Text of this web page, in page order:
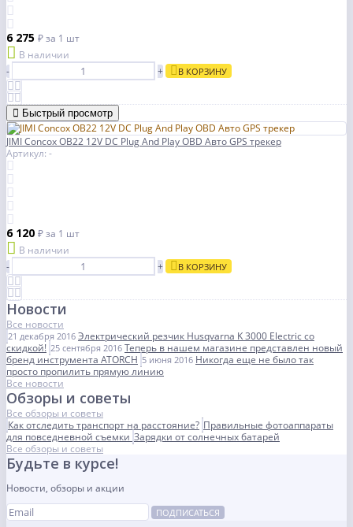
6 275 ₽за 1 шт
В наличии
-
+ В КОРЗИНУ
Быстрый просмотр
JIMI Concox OB22 12V DC Plug And Play OBD Авто GPS трекер
Артикул: -
6 120 ₽за 1 шт
В наличии
-
+ В КОРЗИНУ
Новости
Все новости
21 декабря 2016 Электрический резчик Husqvarna K 3000 Electric со
скидкой! 25 сентября 2016 Теперь в нашем магазине представлен новый
бренд инструмента ATORCH 5 июня 2016 Никогда еще не было так
просто пропилить прямую линию
Все новости
Обзоры и советы
Все обзоры и советы
Как отследить транспорт на расстояние? Правильные фотоаппараты
для повседневной съемки Зарядки от солнечных батарей
Все обзоры и советы
Будьте в курсе!
Новости, обзоры и акции
ПОДПИСАТЬСЯ